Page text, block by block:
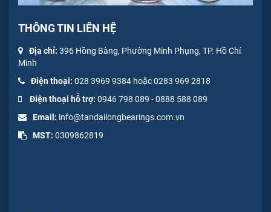
THÔNG TIN LIÊN HỆ
Địa chỉ: 396 Hồng Bàng, Phường Minh Phụng, TP. Hồ Chí
Minh
Điện thoại: 028 3969 9384 hoặc 0283 969 2818
Điện thoại hỗ trợ: 0946 798 089 -0888 588 089
Email: info@tandailongbearings.com.vn
MST: 0309862819